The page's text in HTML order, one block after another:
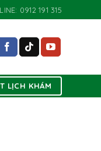
0912 191 315
LỊCH KHÁM